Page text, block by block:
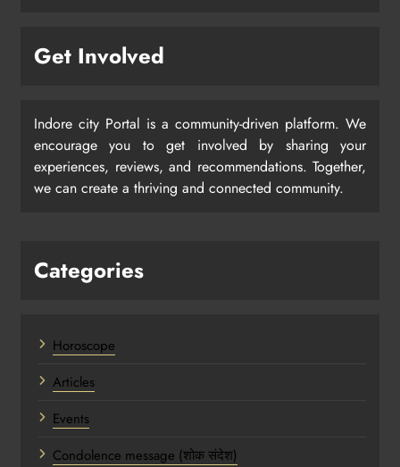
Get Involved
Indore city Portal is a community-driven platform. We
encourage you to get involved by sharing your
experiences, reviews, and recommendations. Together,
we can create a thriving and connected community.
Categories
Horoscope
Articles
Events
Condolence message (शोक संदेश)